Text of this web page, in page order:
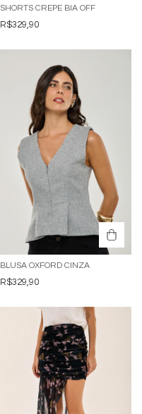
SHORTS CREPE BIA OFF
R$329,90
BLUSA OXFORD CINZA
R$329,90